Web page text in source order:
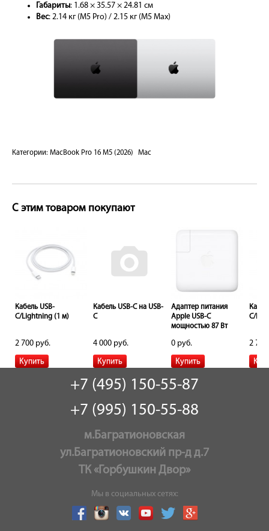
Габариты: 1.68 × 35.57 × 24.81 см
Вес: 2.14 кг (M5 Pro) / 2.15 кг (M5 Max)
Категории: MacBook Pro 16 M5 (2026) Mac
С этим товаром покупают
Кабель USB-
C/Lightning (1 м)
2 700 руб.
Кабель USB-C на USB-
C
4 000 руб.
Адаптер питания
Apple USB-C
мощностью 87 Вт
0 руб.
C/
2
+7 (495) 150-55-87
+7 (995) 150-55-88
м.Багратионовская
ул.Багратионовский пр-д д.7
ТК «Горбушкин Двор»
Мы в социальных сетях: